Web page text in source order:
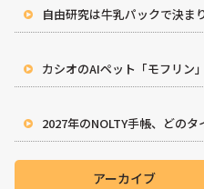
アーカイブ